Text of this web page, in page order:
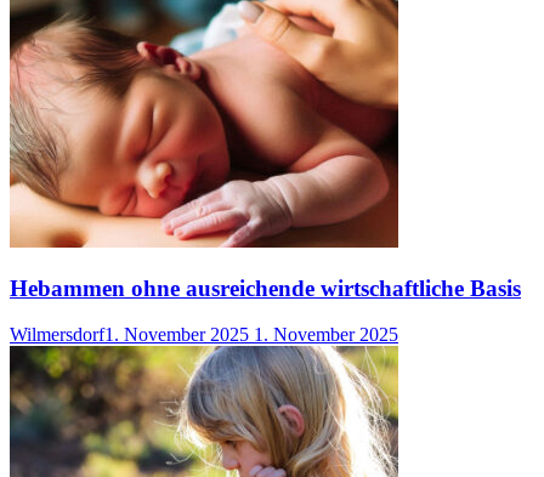
Hebammen ohne ausreichende wirtschaftliche Basis
Wilmersdorf1. November 2025 1. November 2025